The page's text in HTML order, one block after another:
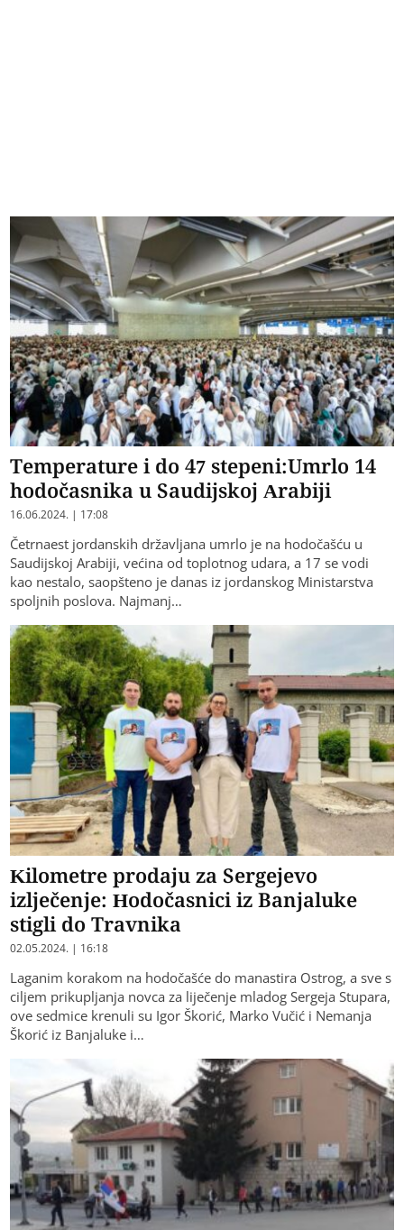
Temperature i do 47 stepeni:Umrlo 14
hodočasnika u Saudijskoj Arabiji
16.06.2024. | 17:08
Četrnaest jordanskih državljana umrlo je na hodočašću u
Saudijskoj Arabiji, većina od toplotnog udara, a 17 se vodi
kao nestalo, saopšteno je danas iz jordanskog Ministarstva
spoljnih poslova. Najmanj…
Kilometre prodaju za Sergejevo
izlječenje: Hodočasnici iz Banjaluke
stigli do Travnika
02.05.2024. | 16:18
Laganim korakom na hodočašće do manastira Ostrog, a sve s
ciljem prikupljanja novca za liječenje mladog Sergeja Stupara,
ove sedmice krenuli su Igor Škorić, Marko Vučić i Nemanja
Škorić iz Banjaluke i…